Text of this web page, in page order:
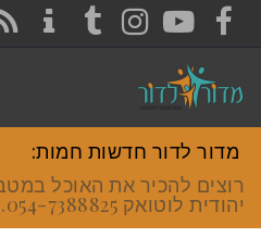
FACEBOOK
YOUTUBE
INSTAGRAM
TUMBLR
מדור לדור חדשות חמות:
רוצים להכיר את האוכל
יהודית לוטואק 054-7388825.